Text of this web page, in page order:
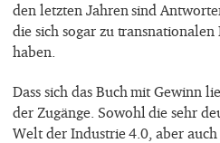
den letzten Jahren sind
die sich sogar zu
haben.
Dass sich das Buch mit Gewinn
der Zugänge. Sowohl die sehr
Welt der Industrie 4.0, aber